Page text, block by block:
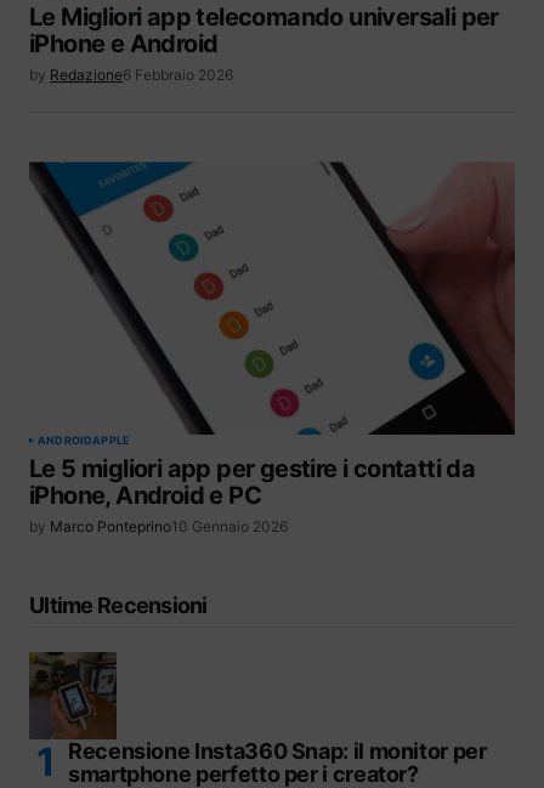
Le Migliori app telecomando universali per
iPhone e Android
by Redazione6 Febbraio 2026
ANDROIDAPPLE
Le 5 migliori app per gestire i contatti da
iPhone, Android e PC
by Marco Ponteprino10 Gennaio 2026
Ultime Recensioni
Recensione Insta360 Snap: il monitor per
smartphone perfetto per i creator?